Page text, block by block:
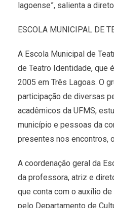
lagoense”, salienta a
ESCOLA MUNICIPAL DE
A Escola Municipal de
de Teatro Identidade, que
2005 em Três Lagoas. O
participação de diversas
acadêmicos da UFMS,
município e pessoas da
presentes nos encontros,
A coordenação geral da
da professora, atriz e
que conta com o auxílio
pelo Departamento de